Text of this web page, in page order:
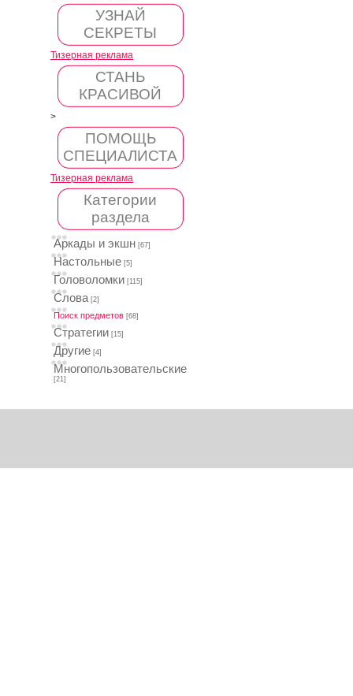
УЗНАЙ
СЕКРЕТЫ
Тизерная реклама
СТАНЬ
КРАСИВОЙ
>
ПОМОЩЬ
СПЕЦИАЛИСТА
Тизерная реклама
Категории
раздела
Аркады и экшн [67]
Настольные [5]
Головоломки [115]
Слова [2]
Поиск предметов [68]
Стратегии [15]
Другие [4]
Многопользовательские
[21]